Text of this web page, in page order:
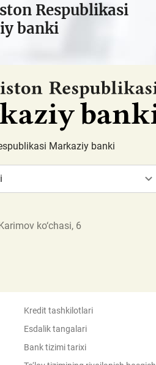
Respublikasi
banki
Markaziy banki
ko‘chasi, 6
Kredit tashkilotlari
Esdalik tangalari
Bank tizimi tarixi